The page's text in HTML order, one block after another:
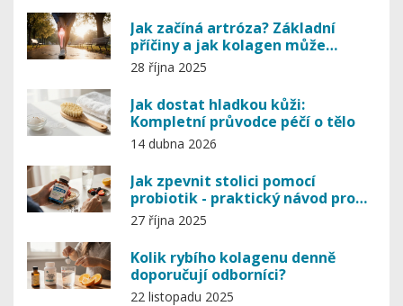
Jak začíná artróza? Základní
příčiny a jak kolagen může
pomoci
28 října 2025
Jak dostat hladkou kůži:
Kompletní průvodce péčí o tělo
14 dubna 2026
Jak zpevnit stolici pomocí
probiotik - praktický návod pro
trvalý efekt
27 října 2025
Kolik rybího kolagenu denně
doporučují odborníci?
22 listopadu 2025